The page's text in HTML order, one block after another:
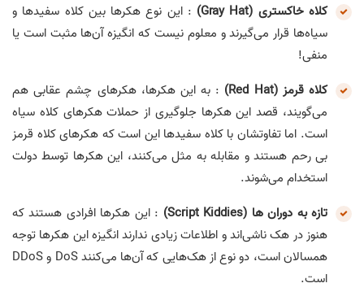
کلاه خاکستری (Gray Hat)
: ‌این نوع هکرها بین کلاه سفیدها و
سیاه‌ها قرار می‌گیرند و معلوم نیست که انگیزه آن‌ها مثبت است یا
منفی!
کلاه قرمز (Red Hat)
: به این هکرها، هکرهای چشم عقابی هم
می‌گویند، قصد این هکرها جلوگیری از حملات هکرهای کلاه سیاه
است. اما تفاوتشان با کلاه سفیدها این است که هکرهای کلاه قرمز
بی رحم هستند و مقابله به مثل می‌کنند، این هکرها توسط دولت
استخدام می‌شوند.
تازه به دوران ها (Script Kiddies)
: این هکرها افرادی هستند که
هنوز در هک ناشی‌اند و اطلاعات زیادی ندارند انگیزه این هکرها توجه
همسالان است، دو نوع از هک‌هایی که آن‌ها می‌کنند DoS و DDoS
است.